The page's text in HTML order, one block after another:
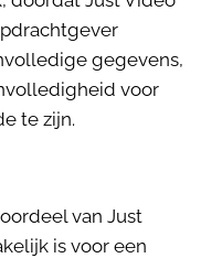
gegevens,
voor
te zijn.
van Just
is voor een